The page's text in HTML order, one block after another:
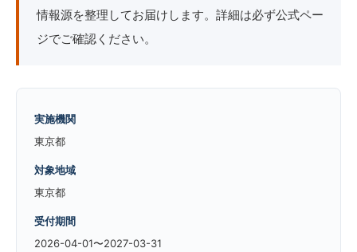
情報源を整理してお届けします。詳細は必ず公式ペー
ジでご確認ください。
実施機関
東京都
対象地域
東京都
受付期間
2026-04-01〜2027-03-31